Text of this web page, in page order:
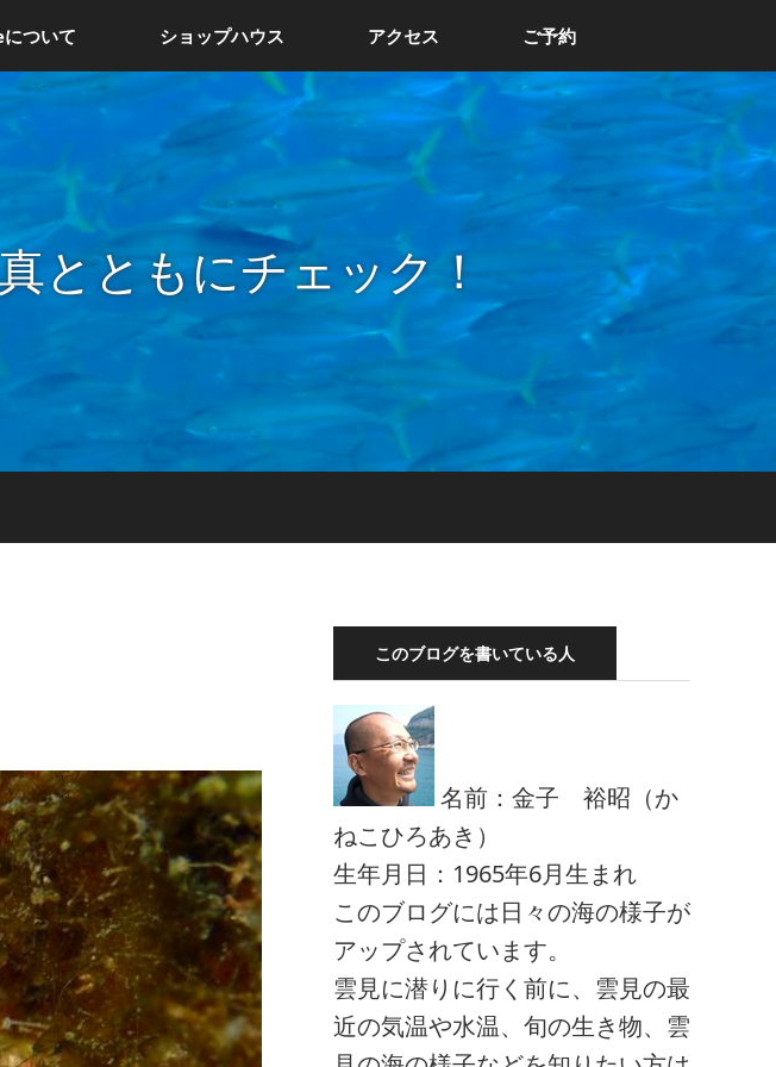
ついて ショップハウス アクセス ご予約
とともにチェック！
このブログを書いている人
名前：金子 裕昭（か
ねこひろあき）
生年月日：1965年6月生まれ
このブログには日々の海の様子が
アップされています。
雲見に潜りに行く前に、雲見の最
近の気温や水温、旬の生き物、雲